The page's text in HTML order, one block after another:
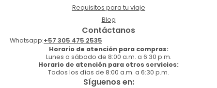
Requisitos para tu viaje
Blog
Contáctanos
Whatsapp:+57 305 475 2535
Horario de atención para compras:
Lunes a sábado de 8:00 a.m. a 6:30 p.m.
Horario de atención para otros servicios:
Todos los días de 8:00 a.m. a 6:30 p.m.
Síguenos en: